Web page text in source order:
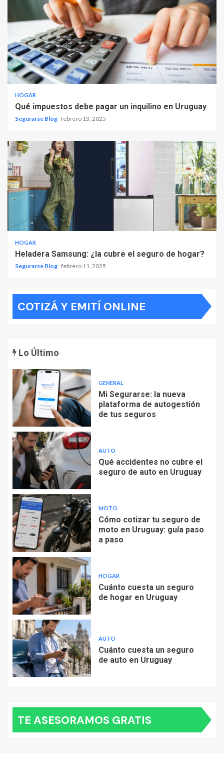
HOGAR
Qué impuestos debe pagar un inquilino en Uruguay
Segurarse Blog febrero 13, 2025
HOGAR
Heladera Samsung: ¿la cubre el seguro de hogar?
Segurarse Blog febrero 11, 2025
COTIZÁ Y EMITÍ ONLINE
Lo Último
GENERAL
Mi Segurarse: la nueva
plataforma de autogestión
de tus seguros
AUTO
Qué accidentes no cubre el
seguro de auto en Uruguay
MOTO
Cómo cotizar tu seguro de
moto en Uruguay: guía paso
a paso
HOGAR
Cuánto cuesta un seguro
de hogar en Uruguay
AUTO
Cuánto cuesta un seguro
de auto en Uruguay
TE ASESORAMOS GRATIS